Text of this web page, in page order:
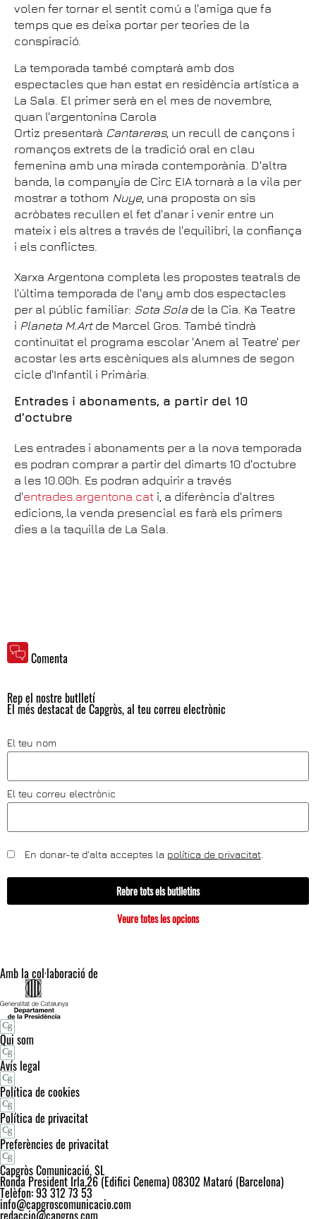
volen fer tornar el sentit comú a l'amiga que fa
temps que es deixa portar per teories de la
conspiració.
La temporada també comptarà amb dos
espectacles que han estat en residència artística a
La Sala. El primer serà en el mes de novembre,
quan l'argentonina Carola
Ortiz presentarà Cantareras, un recull de cançons i
romanços extrets de la tradició oral en clau
femenina amb una mirada contemporània. D'altra
banda, la companyia de Circ EIA tornarà a la vila per
mostrar a tothom Nuye, una proposta on sis
acròbates recullen el fet d'anar i venir entre un
mateix i els altres a través de l'equilibri, la confiança
i els conflictes.
Xarxa Argentona completa les propostes teatrals de
l'última temporada de l'any amb dos espectacles
per al públic familiar: Sota Sola de la Cia. Ka Teatre
i Planeta M.Artde Marcel Gros. També tindrà
continuïtat el programa escolar 'Anem al Teatre' per
acostar les arts escèniques als alumnes de segon
cicle d'Infantil i Primària.
Entrades i abonaments, a partir del 10
d’octubre
Les entrades i abonaments per a la nova temporada
es podran comprar a partir del dimarts 10 d'octubre
a les 10.00h. Es podran adquirir a través
d'entrades.argentona.cat i, a diferència d'altres
edicions, la venda presencial es farà els primers
dies a la taquilla de La Sala.
Comenta
Rep el nostre butlletí
El més destacat de Capgròs, al teu correu electrònic
El teu nom
El teu correu electrònic
En donar-te d'alta acceptes la política de privacitat
Rebre tots els butlletins
Veure totes les opcions
Amb la col·laboració de
Qui som
Avís legal
Política de cookies
Política de privacitat
Preferències de privacitat
Capgròs Comunicació, SL
Ronda President Irla,26 (Edifici Cenema) 08302 Mataró (Barcelona)
Telèfon: 93 312 73 53
info@capgroscomunicacio.com
redaccio@capgros.com